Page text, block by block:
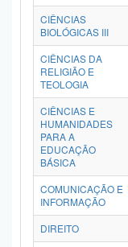
CIÊNCIAS
BIOLÓGICAS III
CIÊNCIAS DA
RELIGIÃO E
TEOLOGIA
CIÊNCIAS E
HUMANIDADES
PARA A
EDUCAÇÃO
BÁSICA
COMUNICAÇÃO E
INFORMAÇÃO
DIREITO